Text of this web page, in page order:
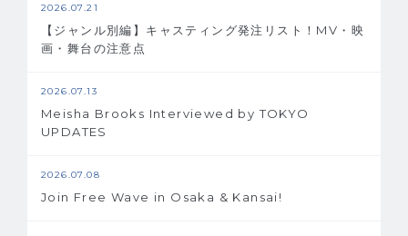
2026.07.21
【ジャンル別編】キャスティング発注リスト！MV・映
画・舞台の注意点
2026.07.13
Meisha Brooks Interviewed by TOKYO
UPDATES
2026.07.08
Join Free Wave in Osaka & Kansai!